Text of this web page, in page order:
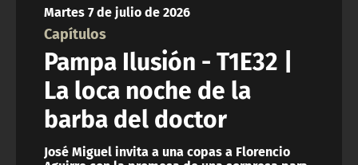
Martes 7 de julio de 2026
Capítulos
Pampa Ilusión - T1E32 |
La loca noche de la
barba del doctor
José Miguel invita a una copas a Florencio